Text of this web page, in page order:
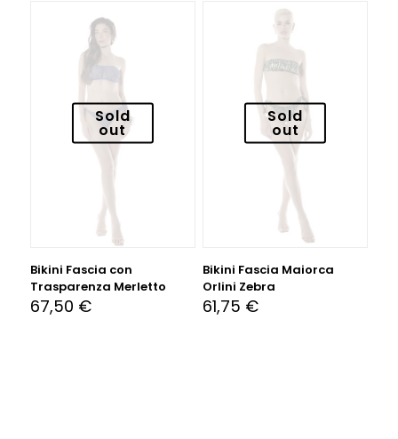
Sold
out
Bikini Fascia con
Trasparenza Merletto
67,50 €
Sold
out
Bikini Fascia Maiorca
Orlini Zebra
61,75 €